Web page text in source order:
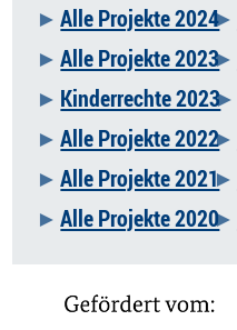
überspringen
Alle Projekte 2024
Alle Projekte 2023
Kinderrechte 2023
Alle Projekte 2022
Alle Projekte 2021
Alle Projekte 2020